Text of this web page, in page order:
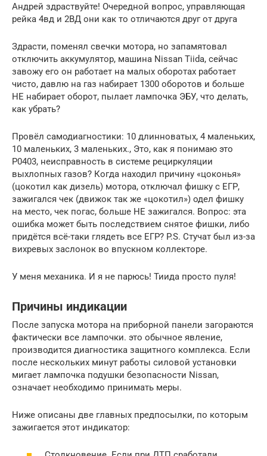
Андрей здраствуйте! Очередной вопрос, управляющая
рейка 4вд и 2ВД они как то отличаются друг от друга
Здрасти, поменял свечки мотора, но запамятовал
отключить аккумулятор, машина Nissan Tiida, сейчас
завожу его он работает на малых оборотах работает
чисто, давлю на газ набирает 1300 оборотов и больше
НЕ набирает оборот, пылает лампочка ЭБУ, что делать,
как убрать?
Провёл самодиагностики: 10 длинноватых, 4 маленьких,
10 маленьких, 3 маленьких., Это, как я понимаю это
Р0403, неисправность в системе рециркуляции
выхлопных газов? Когда находил причину «цоконья»
(цокотил как дизель) мотора, отключал фишку с ЕГР,
зажигался чек (движок так же «цокотил») одел фишку
на место, чек погас, больше НЕ зажигался. Вопрос: эта
ошибка может быть последствием снятое фишки, либо
придётся всё-таки глядеть все ЕГР? P.S. Стучат был из-за
вихревых заслонок во впускном коллекторе.
У меня механика. И я не парюсь! Тиида просто пуля!
Причины индикации
После запуска мотора на приборной панели загораются
фактически все лампочки. это обычное явление,
производится диагностика защитного комплекса. Если
после нескольких минут работы силовой установки
мигает лампочка подушки безопасности Nissan,
означает необходимо принимать меры.
Ниже описаны две главных предпосылки, по которым
зажигается этот индикатор: